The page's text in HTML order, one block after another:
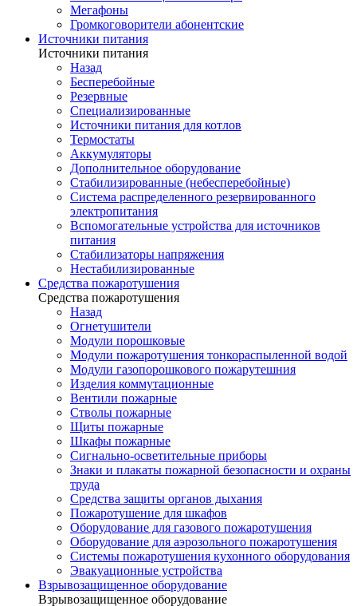
Мегафоны
Громкоговорители абонентские
Источники питания
Источники питания
Назад
Бесперебойные
Резервные
Специализированные
Источники питания для котлов
Термостаты
Аккумуляторы
Дополнительное оборудование
Стабилизированные (небесперебойные)
Система распределенного резервированного
электропитания
Вспомогательные устройства для источников
питания
Стабилизаторы напряжения
Нестабилизированные
Средства пожаротушения
Средства пожаротушения
Назад
Огнетушители
Модули порошковые
Модули пожаротушения тонкораспыленной водой
Модули газопорошкового пожарутешния
Изделия коммутационные
Вентили пожарные
Стволы пожарные
Щиты пожарные
Шкафы пожарные
Сигнально-осветительные приборы
Знаки и плакаты пожарной безопасности и охраны
труда
Средства защиты органов дыхания
Пожаротушение для шкафов
Оборудование для газового пожаротушения
Оборудование для аэрозольного пожаротушения
Системы пожаротушения кухонного оборудования
Эвакуационные устройства
Взрывозащищенное оборудование
Взрывозащищенное оборудование